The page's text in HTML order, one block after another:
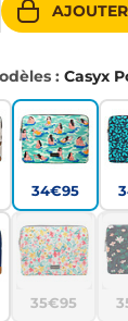
: Casyx
34€95
35€95